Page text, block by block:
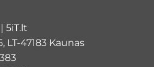
5iT.lt
LT-47183 Kaunas